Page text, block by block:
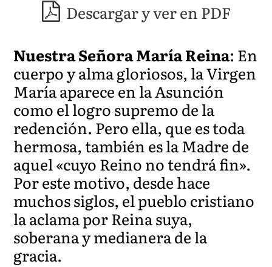
Descargar y ver en PDF
Nuestra Señora María Reina: En
cuerpo y alma gloriosos, la Virgen
María aparece en la Asunción
como el logro supremo de la
redención. Pero ella, que es toda
hermosa, también es la Madre de
aquel «cuyo Reino no tendrá fin».
Por este motivo, desde hace
muchos siglos, el pueblo cristiano
la aclama por Reina suya,
soberana y medianera de la
gracia.